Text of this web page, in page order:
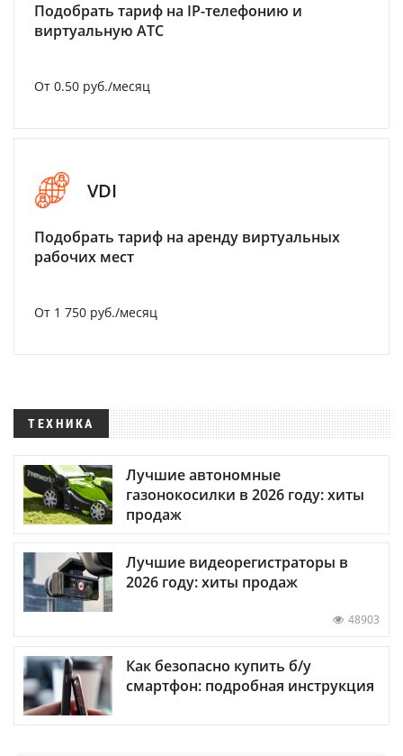
Подобрать тариф на IP-телефонию и
виртуальную АТС
От 0.50 руб./месяц
VDI
Подобрать тариф на аренду виртуальных
рабочих мест
От 1 750 руб./месяц
ТЕХНИКА
Лучшие автономные
газонокосилки в 2026 году: хиты
продаж
Лучшие видеорегистраторы в
2026 году: хиты продаж
48903
Как безопасно купить б/у
смартфон: подробная инструкция